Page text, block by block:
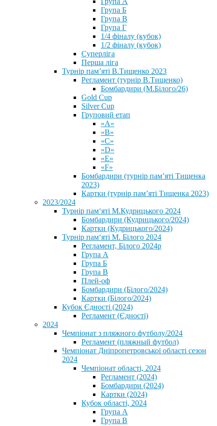
Група Б
Група В
Група Г
1/4 фіналу (кубок)
1/2 фіналу (кубок)
Суперліга
Перша ліга
Турнір пам’яті В.Тищенко 2023
Регламент (турнір В.Тищенко)
Бомбардири (М.Білого/26)
Gold Cup
Silver Cup
Груповий етап
«А»
«В»
«С»
«D»
«Е»
«F»
Бомбардири (турнір пам’яті Тищенка
2023)
Картки (турнір пам’яті Тищенка 2023)
2023/2024
⁨Турнір пам‘яті М.Кудрицького 2024
Бомбардири (Кудрицького/2024)
Картки (Кудрицького/2024)
⁨Турнір пам‘яті М. Білого 2024⁩
Регламент, Білого 2024р
Група А
Група Б
Група В
Плей-оф
Бомбардири (Білого/2024)
Картки (Білого/2024)
Кубок Єдності (2024)
Регламент (Єдності)
2024
Чемпіонат з пляжного футболу/2024
Регламент (пляжный футбол)
Чемпіонат Дніпропетровської області сезон
2024
Чемпіонат області, 2024
Регламент (2024)
Бомбардири (2024)
Картки (2024)
Кубок області, 2024
Група А
Група В